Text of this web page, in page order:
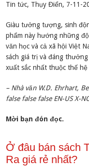
Tin tức, Thụy Điển, 7-11-
Giàu tưởng tượng, sinh
phẩm này hướng những
văn học và cả xã hội Việt
sách giá trị và đáng
xuất sắc nhất thuộc thế hệ
– Nhà văn W.D. Ehrhart,
false false false EN-US X-
Mời bạn đón đọc.
Ở đâu bán sách
Ra giá rẻ nhất?